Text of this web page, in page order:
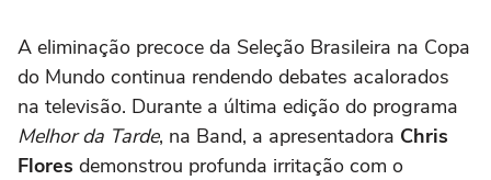
A eliminação precoce da Seleção Brasileira na Copa
do Mundo continua rendendo debates acalorados
na televisão. Durante a última edição do programa
Melhor da Tarde, na Band, a apresentadora Chris
Flores demonstrou profunda irritação com o